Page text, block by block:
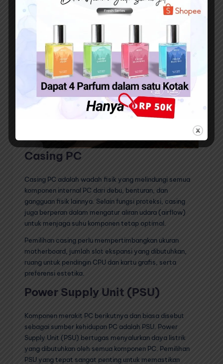
proses booting, loading aplikasi, dan transfer file.
Meskipun harganya per gigabyte lebih mahal, SSD
menjadi pilihan yang semakin populer sebagai
penyimpanan utama sistem operasi dan aplikasi.
Casing PC
Casing PC adalah wadah fisik yang melindungi semua
komponen internal PC dari debu, benturan, dan
gangguan fisik lainnya. Selain fungsi proteksi, casing
juga berperan dalam mengatur aliran udara (airflow)
untuk menjaga suhu komponen tetap optimal.
Pemilihan casing perlu mempertimbangkan ukuran
motherboard, jumlah slot ekspansi yang dibutuhkan,
ruang untuk pendingin CPU dan kartu grafis, serta
preferensi estetika.
Power Supply Unit (PSU)
Komponen merakit PC berikutnya dan biasa disebut
sebagai sumber kehidupan PC adalah PSU. Power
Supply Unit (PSU) bertugas menyalurkan daya listrik
yang dibutuhkan oleh semua komponen PC. Pemilihan
PSU yang tepat sangat penting untuk memastikan